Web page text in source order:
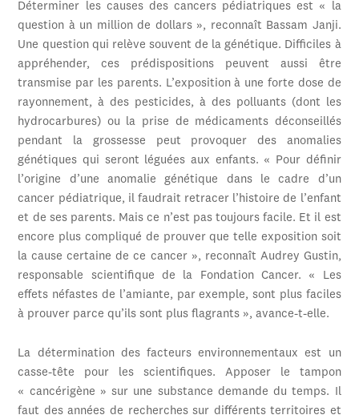
Déterminer les causes des cancers pédiatriques est « la
question à un million de dollars », reconnaît Bassam Janji.
Une question qui relève souvent de la génétique. Difficiles à
appréhender, ces prédispositions peuvent aussi être
transmise par les parents. L’exposition à une forte dose de
rayonnement, à des pesticides, à des polluants (dont les
hydrocarbures) ou la prise de médicaments déconseillés
pendant la grossesse peut provoquer des anomalies
génétiques qui seront léguées aux enfants. « Pour définir
l’origine d’une anomalie génétique dans le cadre d’un
cancer pédiatrique, il faudrait retracer l’histoire de l’enfant
et de ses parents. Mais ce n’est pas toujours facile. Et il est
encore plus compliqué de prouver que telle exposition soit
la cause certaine de ce cancer », reconnaît Audrey Gustin,
responsable scientifique de la Fondation Cancer. « Les
effets néfastes de l’amiante, par exemple, sont plus faciles
à prouver parce qu’ils sont plus flagrants », avance-t-elle.
La détermination des facteurs environnementaux est un
casse-tête pour les scientifiques. Apposer le tampon
« cancérigène » sur une substance demande du temps. Il
faut des années de recherches sur différents territoires et